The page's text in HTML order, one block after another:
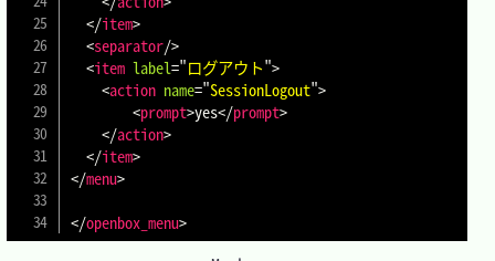
</item>
<separator/>
<item label="ログアウト">
<action name="SessionLogout">
<prompt>yes</prompt>
</action>
</item>
</menu>
</openbox_menu>